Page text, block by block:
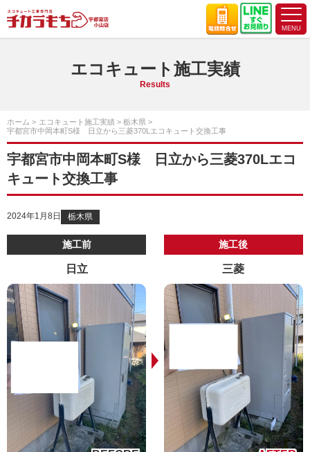
エコキュート施工実績
Results
ホーム エコキュート施工実績
栃木県
宇都宮市中岡本町S様 日立から三菱370Lエコキュート交換工事
宇都宮市中岡本町S様 日立から三菱370Lエコ
キュート交換工事
2024年1月8日 栃木県
施工前
日立
施工後
三菱